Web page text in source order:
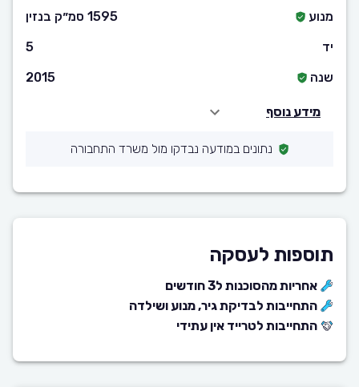
מנוע
1595 סמ״ק בנזין
יד
5
שנה
2015
מידע נוסף
נתונים במודעה נבדקו מול משרד התחבורה
תוספות לעסקה
אחריות מהסוכנות ל3 חודשים
התחייבות לבדיקת גיר, מנוע ושילדה
התחייבות לטרייד אין עתידי